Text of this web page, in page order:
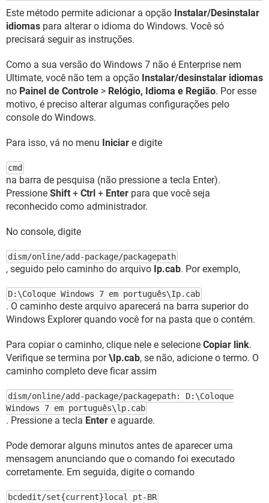
Este método permite adicionar a opção Instalar/Desinstalar
idiomas para alterar o idioma do Windows. Você só
precisará seguir as instruções.
Como a sua versão do Windows 7 não é Enterprise nem
Ultimate, você não tem a opção Instalar/desinstalar idiomas
no Painel de Controle > Relógio, Idioma e Região. Por esse
motivo, é preciso alterar algumas configurações pelo
console do Windows.
Para isso, vá no menu Iniciar e digite
cmd
na barra de pesquisa (não pressione a tecla Enter).
Pressione Shift + Ctrl + Enter para que você seja
reconhecido como administrador.
No console, digite
dism/online/add-package/packagepath
, seguido pelo caminho do arquivo Ip.cab. Por exemplo,
D:\Coloque Windows 7 em português\Ip.cab
. O caminho deste arquivo aparecerá na barra superior do
Windows Explorer quando você for na pasta que o contém.
Para copiar o caminho, clique nele e selecione Copiar link.
Verifique se termina por\Ip.cab, se não, adicione o termo. O
caminho completo deve ficar assim
dism/online/add-package/packagepath: D:\Coloque
Windows 7 em português\lp.cab
. Pressione a tecla Enter e aguarde.
Pode demorar alguns minutos antes de aparecer uma
mensagem anunciando que o comando foi executado
corretamente. Em seguida, digite o comando
bcdedit/set{current}local pt-BR